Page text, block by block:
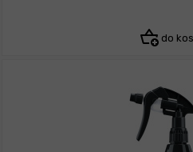
do